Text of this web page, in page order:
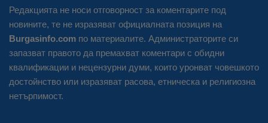
Редакцията не носи отговорност за коментарите под
новините, те не изразяват официалната позиция на
Burgasinfo.com по материалите. Администраторите си
запазват правото да премахват коментари с обидни
квалификации и нецензурни думи, които уронват човешкото
достойнство или изразяват расова, етническа и религиозна
нетърпимост.